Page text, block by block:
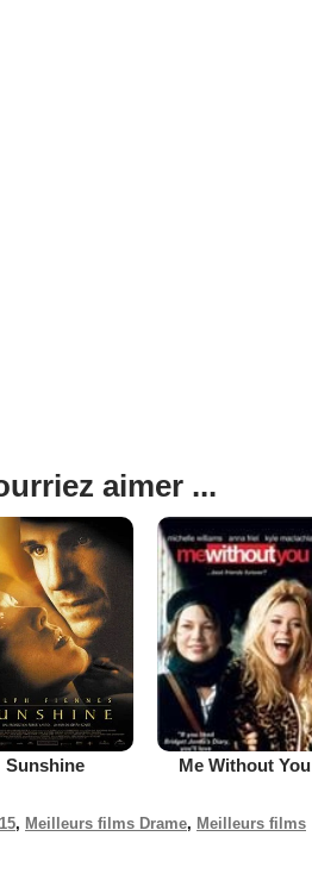
aimer ...
Sunshine Me Without You
, Meilleurs films Drame, Meilleurs films